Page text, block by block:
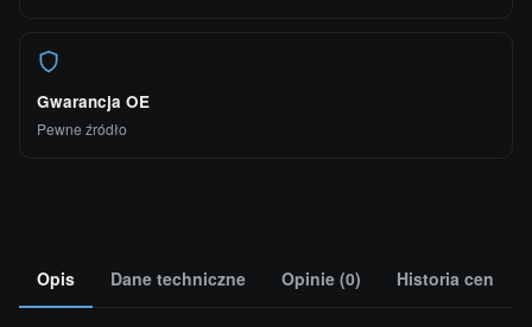
Gwarancja OE
Pewne źródło
Opis Dane techniczne Opinie (0) Historia cen